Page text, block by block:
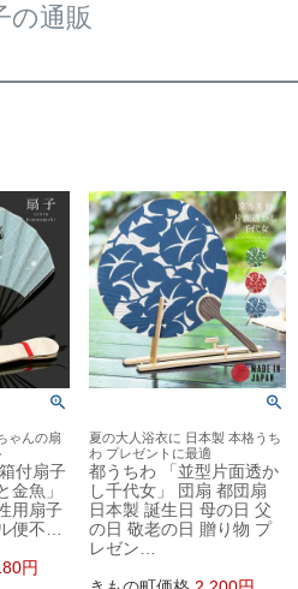
の通販
ゃんの扇
付扇子
金魚」
用扇子
便不…
夏の大人浴衣に 日本製 本格うち
わ プレゼントに最適
都うちわ 「並型片面透か
し千代女」 団扇 都団扇
日本製 誕生日 母の日 父
の日 敬老の日 贈り物 プ
レゼン…